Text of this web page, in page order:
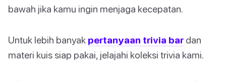
bawah jika kamu ingin menjaga kecepatan.
Untuk lebih banyak pertanyaan trivia bar dan
materi kuis siap pakai, jelajahi koleksi trivia kami.